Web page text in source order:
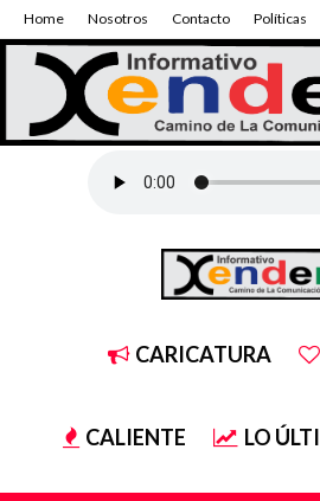
Home Nosotros Contacto Políticas
CARICATURA
CALIENTE LO